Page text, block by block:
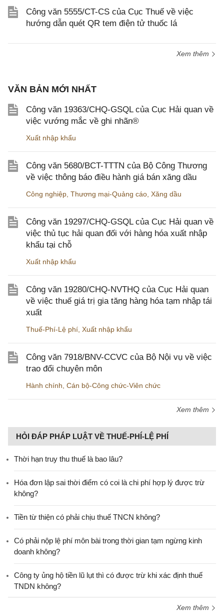
Công văn 5555/CT-CS của Cục Thuế về việc
hướng dẫn quét QR tem điện tử thuốc lá
Xem thêm
VĂN BẢN MỚI NHẤT
Công văn 19363/CHQ-GSQL của Cục Hải quan về
việc vướng mắc về ghi nhãn®
Xuất nhập khẩu
Công văn 5680/BCT-TTTN của Bộ Công Thương
về việc thông báo điều hành giá bán xăng dầu
Công nghiệp Thương mại-Quảng cáo Xăng dầu
Công văn 19297/CHQ-GSQL của Cục Hải quan về
việc thủ tục hải quan đối với hàng hóa xuất nhập
khẩu tại chỗ
Xuất nhập khẩu
Công văn 19280/CHQ-NVTHQ của Cục Hải quan
về việc thuế giá trị gia tăng hàng hóa tạm nhập tái
xuất
Thuế-Phí-Lệ phí Xuất nhập khẩu
Công văn 7918/BNV-CCVC của Bộ Nội vụ về việc
trao đổi chuyên môn
Hành chính Cán bộ-Công chức-Viên chức
Xem thêm
HỎI ĐÁP PHÁP LUẬT VỀ THUẾ-PHÍ-LỆ PHÍ
Thời hạn truy thu thuế là bao lâu?
Hóa đơn lập sai thời điểm có coi là chi phí hợp lý được trừ
không?
Tiền từ thiện có phải chịu thuế TNCN không?
Có phải nộp lệ phí môn bài trong thời gian tạm ngừng kinh
doanh không?
Công ty ủng hộ tiền lũ lụt thì có được trừ khi xác định thuế
TNDN không?
Xem thêm